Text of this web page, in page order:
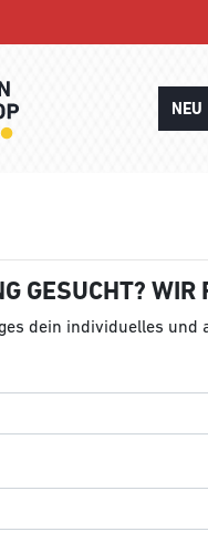
NEU
GESUCHT? WIR
dein individuelles